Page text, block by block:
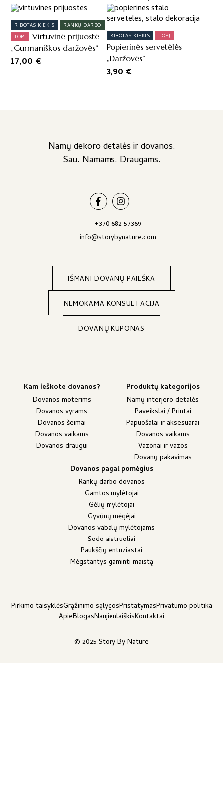
price
was:
13,00 €.
is:
10,00 €.
RIBOTAS KIEKIS
RANKŲ DARBO
TOP!
Virtuvinė prijuostė
„Gurmaniškos daržovės“
17,00 €
RIBOTAS KIEKIS TOP!
Popierinės servetėlės
„Daržovės”
3,90 €
Namų dekoro detalės ir dovanos.
Sau. Namams. Draugams.
+370 682 57369
info@storybynature.com
IŠMANI DOVANŲ PAIEŠKA
NEMOKAMA KONSULTACIJA
DOVANŲ KUPONAS
Kam ieškote dovanos?
Dovanos moterims
Dovanos vyrams
Dovanos šeimai
Dovanos vaikams
Dovanos draugui
Produktų kategorijos
Namų interjero detalės
Paveikslai / Printai
Papuošalai ir aksesuarai
Dovanos vaikams
Vazonai ir vazos
Dovanų pakavimas
Dovanos pagal pomėgius
Rankų darbo dovanos
Gamtos mylėtojai
Gėlių mylėtojai
Gyvūnų mėgėjai
Dovanos vabalų mylėtojams
Sodo aistruoliai
Paukščių entuziastai
Mėgstantys gaminti maistą
© 2025 Story By Nature
Pirkimo taisyklėsGrąžinimo sąlygosPristatymasPrivatumo politika
ApieBlogasNaujienlaiškisKontaktai